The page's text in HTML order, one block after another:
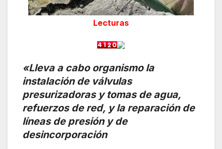
Lecturas
«Lleva a cabo organismo la
instalación de válvulas
presurizadoras y tomas de agua,
refuerzos de red, y la reparación de
líneas de presión y de
desincorporación